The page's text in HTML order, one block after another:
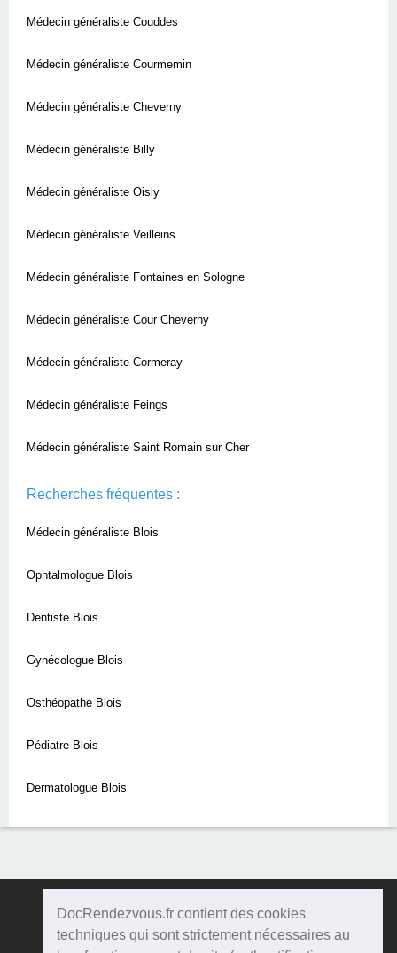
DocRendezvous.fr contient des cookies
techniques qui sont strictement nécessaires au
Médecin généraliste Couddes
Médecin généraliste Courmemin
Médecin généraliste Cheverny
Médecin généraliste Billy
Médecin généraliste Oisly
Médecin généraliste Veilleins
Médecin généraliste Fontaines en Sologne
Médecin généraliste Cour Cheverny
Médecin généraliste Cormeray
Médecin généraliste Feings
Médecin généraliste Saint Romain sur Cher
Recherches fréquentes :
Médecin généraliste Blois
Ophtalmologue Blois
Dentiste Blois
Gynécologue Blois
Osthéopathe Blois
Pédiatre Blois
Dermatologue Blois
DocRendezvous